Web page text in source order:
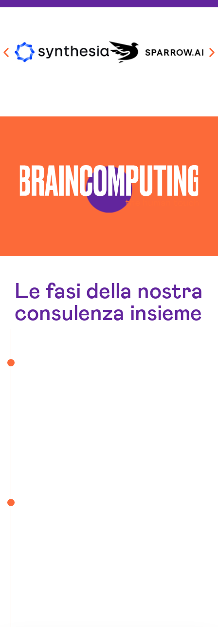
Le fasi della nostra
consulenza insieme